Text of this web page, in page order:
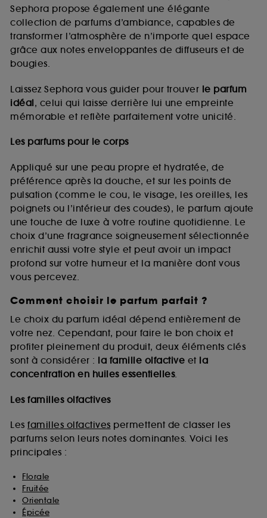
Sephora propose également une élégante
collection de parfums d’ambiance, capables de
transformer l’atmosphère de n’importe quel espace
grâce aux notes enveloppantes de diffuseurs et de
bougies.
Laissez Sephora vous guider pour trouver le parfum
idéal, celui qui laisse derrière lui une empreinte
mémorable et reflète parfaitement votre unicité.
Les parfums pour le corps
Appliqué sur une peau propre et hydratée, de
préférence après la douche, et sur les points de
pulsation (comme le cou, le visage, les oreilles, les
poignets ou l’intérieur des coudes), le parfum ajoute
une touche de luxe à votre routine quotidienne. Le
choix d’une fragrance soigneusement sélectionnée
enrichit aussi votre style et peut avoir un impact
profond sur votre humeur et la manière dont vous
vous percevez.
Comment choisir le parfum parfait ?
Le choix du parfum idéal dépend entièrement de
votre nez. Cependant, pour faire le bon choix et
profiter pleinement du produit, deux éléments clés
sont à considérer : la famille olfactive et la
concentration en huiles essentielles.
Les familles olfactives
Les familles olfactives permettent de classer les
parfums selon leurs notes dominantes. Voici les
principales :
Florale
Fruitée
Orientale
Épicée
de vous plaire via des publicités, y compris sur des
sites tiers et sur les réseaux sociaux, sur la base
des pages que vous avez consultées, de votre
navigation, et de l'historique de vos interactions.
d’en améliorer la performance.
Cookies de sécurisation des paiements en ligne :
fraudes aux moyens de paiement et les
usurpations d’identité.
Cookies fonctionnels :il s’agit de cookies
permettant l’affichage et/ou la fourniture de
certaines fonctionnalités du site, tel que les
cookies d’authentification qui sont utilisés afin de
vous faire bénéficier de l’authentification
prolongée vous permettant d’accéder à votre
compte lors de votre prochaine visite sur le site
sans saisir à nouveau votre identifiant et mot de
passe.
A l'exception des cookies techniques, le dépôt et la
lecture de ces traceurs requiert votre accord. Vous
pouvez personnaliser vos choix concernant le dépôt
de ces cookies grâce au bouton "personnaliser mes
choix" ci-dessous ou décider de "tout accepter".
Sephora pourra associer les informations de
navigation collectées par ces Cookies, pour les
collectées ou générées lors de votre activité en ligne
sur "continuer sans accepter". Voous pouvez à tout
moment choisir de retirer votrte consentement. Si vous
souhaitez obtenir plus d'information sur les cookies
utilisés, cliquez